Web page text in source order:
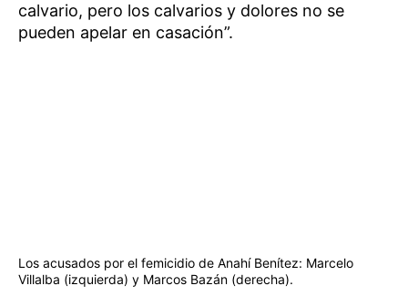
calvario, pero los calvarios y dolores no se
pueden apelar en casación”.
Los acusados por el femicidio de Anahí Benítez: Marcelo
Villalba (izquierda) y Marcos Bazán (derecha).